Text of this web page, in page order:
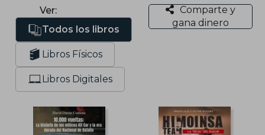
Ver:
Todos los libros
Libros Físicos
Libros Digitales
Comparte y
gana dinero